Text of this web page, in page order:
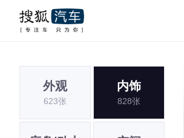
外观
623张
内饰
828张